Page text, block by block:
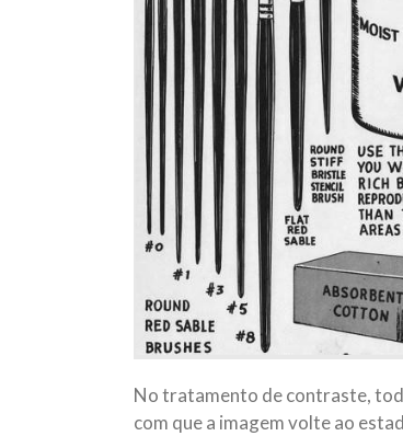
No tratamento de contraste,
com que a imagem volte ao